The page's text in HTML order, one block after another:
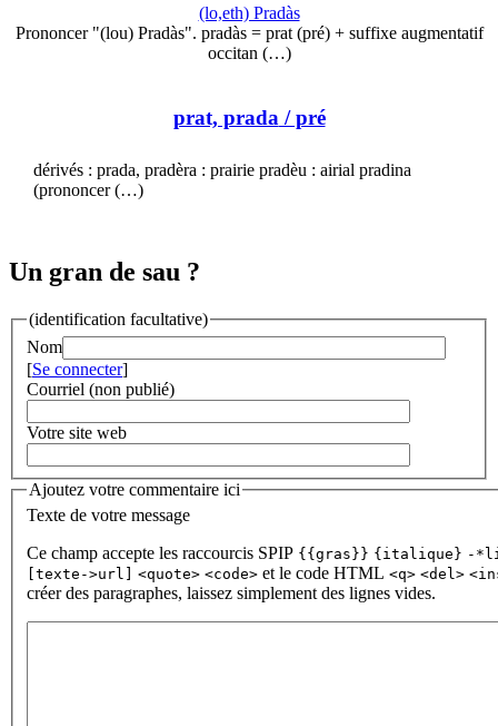
(lo,eth) Pradàs
Prononcer "(lou) Pradàs". pradàs = prat (pré) + suffixe augmentatif
occitan (…)
prat, prada / pré
dérivés : prada, pradèra : prairie pradèu : airial pradina
(prononcer (…)
Un gran de sau ?
(identification facultative)
Nom
[Se connecter]
Courriel (non publié)
Votre site web
Ajoutez votre commentaire ici
Texte de votre message
Ce champ accepte les raccourcis SPIP {{gras}} {italique} -
[texte->url]
<quote> <code> et le code HTML <q> <del>
créer des paragraphes, laissez simplement des lignes vides.